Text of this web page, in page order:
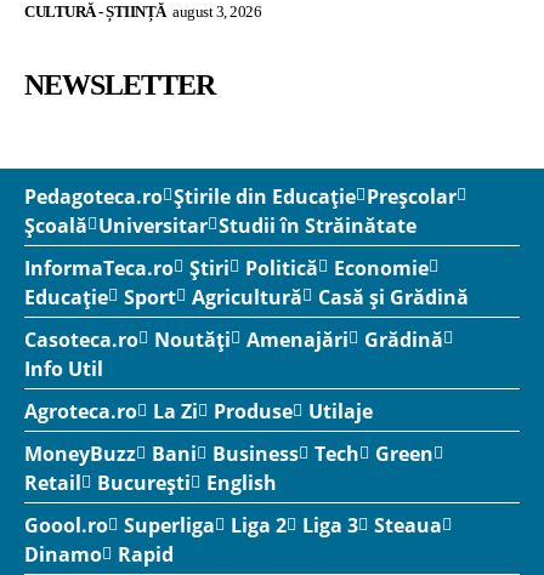
CULTURĂ - ȘTIINȚĂ august 3, 2026
NEWSLETTER
Pedagoteca.ro Știrile din Educație Preșcolar
Școală Universitar Studii în Străinătate
InformaTeca.ro Știri Politică
Economie
Educație Sport Agricultură
Casă și Grădină
Casoteca.ro
Noutăți Amenajări
Grădină
Info Util
Agroteca.ro
La Zi Produse
Utilaje
MoneyBuzz
Bani Business Tech
Green
Retail
București
English
Goool.ro Superliga Liga 2 Liga 3 Steaua
Dinamo
Rapid